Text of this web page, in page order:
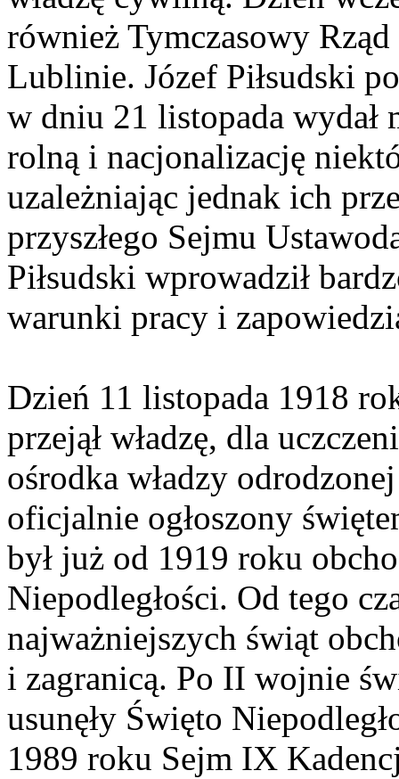
również Tymczasowy
Lublinie. Józef Piłsudski
w dniu 21 listopada wydał
rolną i nacjonalizację
uzależniając jednak ich
przyszłego Sejmu
Piłsudski wprowadził
warunki pracy i
Dzień 11 listopada 1918
przejął władzę, dla
ośrodka władzy
oficjalnie ogłoszony
był już od 1919 roku
Niepodległości. Od tego
najważniejszych świąt
i zagranicą. Po II wojnie
usunęły Święto
1989 roku Sejm IX